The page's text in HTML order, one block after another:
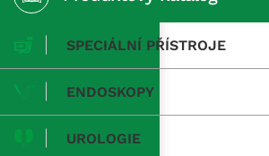
SPECIÁLNÍ PŘÍSTROJE
ENDOSKOPY
UROLOGIE